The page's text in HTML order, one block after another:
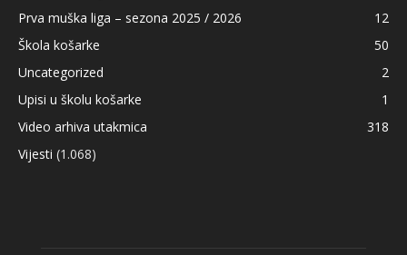
Prva muška liga – sezona 2025 / 2026
12
Škola košarke
50
Uncategorized
2
Upisi u školu košarke
1
Video arhiva utakmica
318
Vijesti (1.068)